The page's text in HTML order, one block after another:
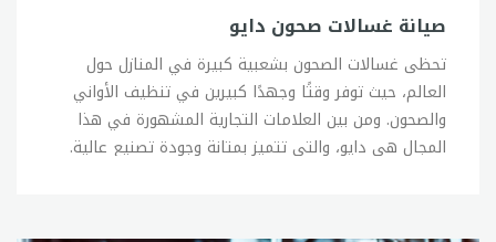
صيانة غسالات صحون دايو
تحظى غسالات الصحون بشعبية كبيرة في المنازل حول
العالم، حيث توفر وقتًا وجهدًا كبيرين في تنظيف الأواني
والصحون. ومن بين العلامات التجارية المشهورة في هذا
المجال هي دايو، والتي تتميز بمتانة وجودة تصنيع عالية.